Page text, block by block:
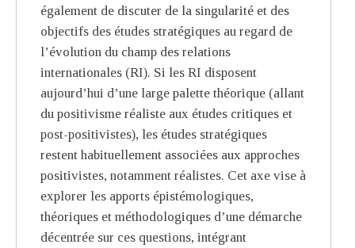
également de discuter de la singularité et des
objectifs des études stratégiques au regard de
l’évolution du champ des relations
internationales (RI). Si les RI disposent
aujourd’hui d’une large palette théorique (allant
du positivisme réaliste aux études critiques et
post-positivistes), les études stratégiques
restent habituellement associées aux approches
positivistes, notamment réalistes. Cet axe vise à
explorer les apports épistémologiques,
théoriques et méthodologiques d’une démarche
décentrée sur ces questions, intégrant